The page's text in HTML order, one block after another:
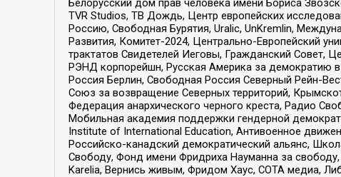
TVR Studios, ТВ Дождь, Центр европейских
Россию, Свободная Бурятия, Uralic, UnKremlin,
Развития, Комитет-2024, Центрально-Европейский
трактатов Свидетелей Иеговы, Гражданский Совет,
РЭНД корпорейшн, Русская Америка за демократию
Россия Берлин, Свободная Россия Северный Рейн-
Союз за возвращение Северных территорий,
Федерация анархического черного креста, Радио
Мобильная академия поддержки гендерной
Institute of International Education, Антивоенное
Российско-канадский демократический альянс,
Свободу, Фонд имени Фридриха Науманна за
Karelia, Вернись живым, Фридом Хаус, СОТА медиа,